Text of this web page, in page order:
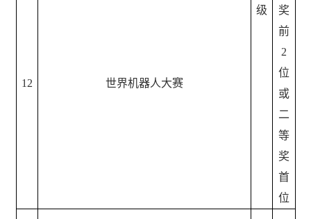
12 世界机器人大赛
级
奖
前
2
位
或
二
等
奖
首
位